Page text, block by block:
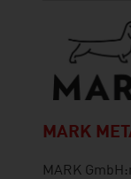
MARK
MARK